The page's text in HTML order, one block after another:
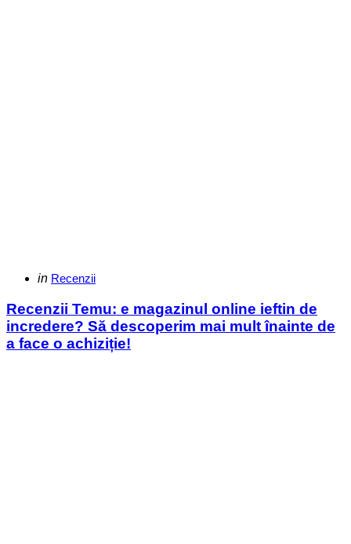
Categories
Posted
in Recenzii
Recenzii Temu: e magazinul online ieftin de
incredere? Să descoperim mai mult înainte de
a face o achiziție!